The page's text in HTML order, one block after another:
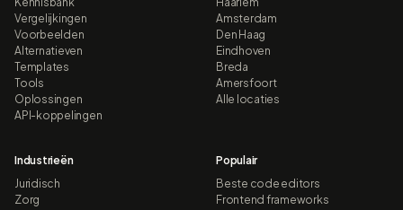
Vergelijkingen
Voorbeelden
Alternatieven
Templates
Tools
Oplossingen
API-koppelingen
Amsterdam
Den Haag
Eindhoven
Breda
Amersfoort
Alle locaties
Industrieën
Juridisch
Zorg
Populair
Beste code editors
Frontend frameworks